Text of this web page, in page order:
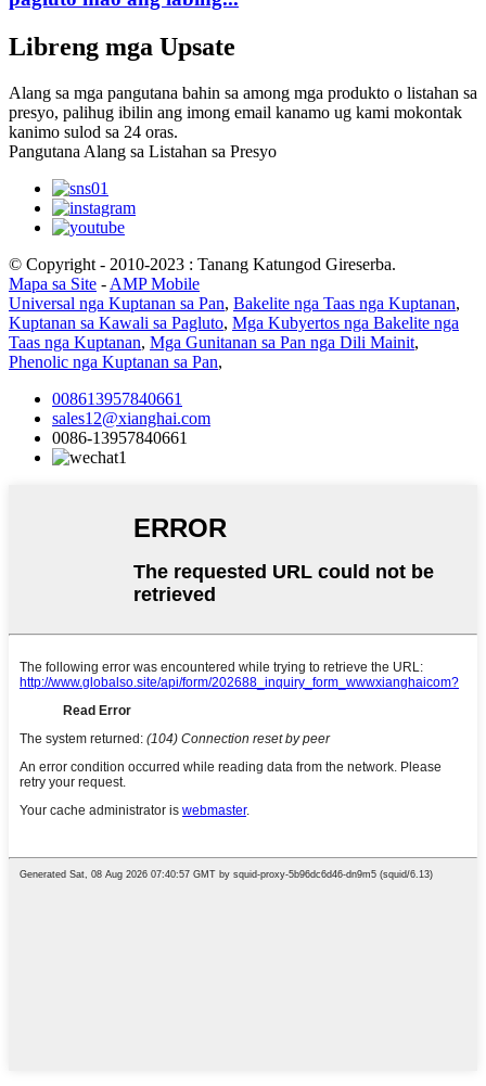
Libreng mga Upsate
Alang sa mga pangutana bahin sa among mga produkto o listahan sa
presyo, palihug ibilin ang imong email kanamo ug kami mokontak
kanimo sulod sa 24 oras.
Pangutana Alang sa Listahan sa Presyo
© Copyright - 2010-2023 : Tanang Katungod Gireserba.
Mapa sa Site - AMP Mobile
Universal nga Kuptanan sa Pan, Bakelite nga Taas nga Kuptanan,
Kuptanan sa Kawali sa Pagluto, Mga Kubyertos nga Bakelite nga
Taas nga Kuptanan, Mga Gunitanan sa Pan nga Dili Mainit,
Phenolic nga Kuptanan sa Pan,
008613957840661
sales12@xianghai.com
0086-13957840661